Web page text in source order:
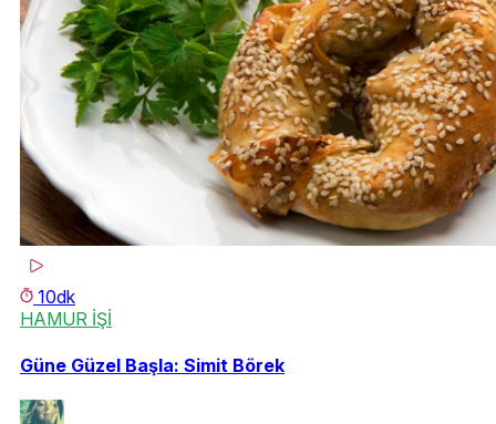
10dk
HAMUR İŞİ
Güne Güzel Başla: Simit Börek